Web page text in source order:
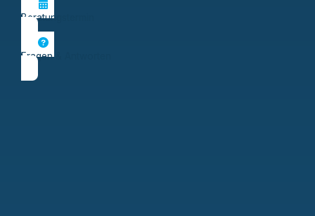
Beratungstermin
Fragen & Antworten